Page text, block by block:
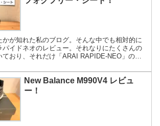
かが知れた私のブログ。そんな中でも相対的に
パイドネオのレビュー。それなりにたくさんの
ており、それだけ「ARAI RAPIDE-NEO」の人
New Balance M990V4 レビュ
ー！